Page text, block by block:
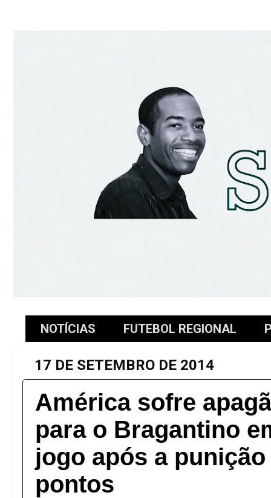
NOTÍCIAS FUTEBOL REGIONAL
17 DE SETEMBRO DE 2014
América sofre
para o Bragantino
jogo após a
pontos